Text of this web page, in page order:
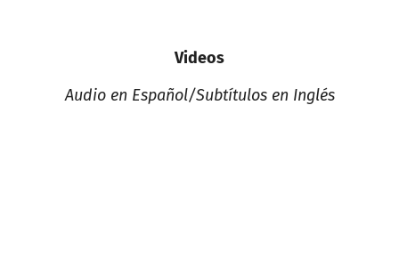
Videos
Audio en Español/Subtítulos en Inglés